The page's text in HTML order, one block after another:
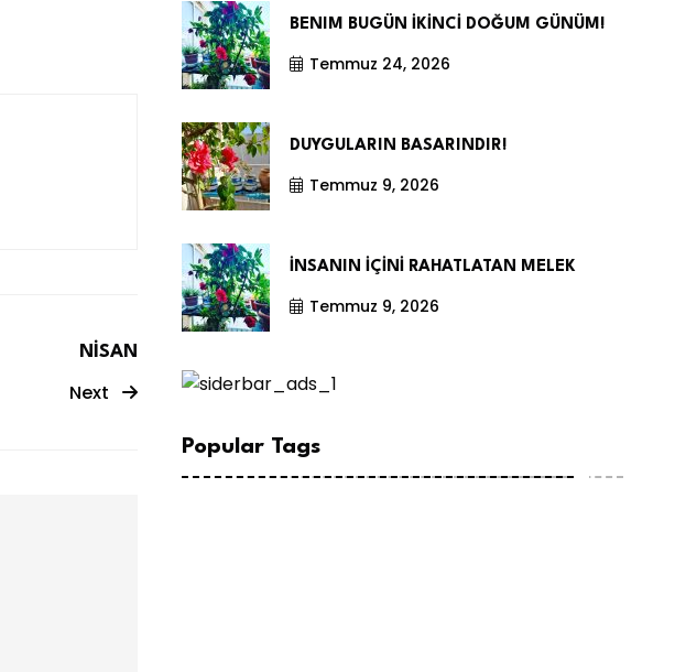
NİSAN
Next
BENIM BUGÜN İKİNCİ DOĞUM GÜNÜM!
Temmuz 24, 2026
DUYGULARIN BASARINDIR!
Temmuz 9, 2026
İNSANIN İÇİNİ RAHATLATAN MELEK
Temmuz 9, 2026
Popular Tags